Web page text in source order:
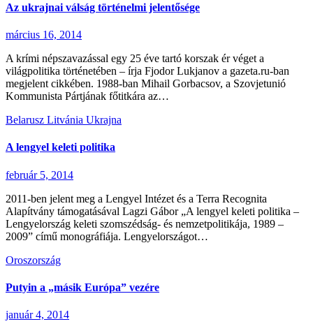
Az ukrajnai válság történelmi jelentősége
március 16, 2014
A krími népszavazással egy 25 éve tartó korszak ér véget a
világpolitika történetében – írja Fjodor Lukjanov a gazeta.ru-ban
megjelent cikkében. 1988-ban Mihail Gorbacsov, a Szovjetunió
Kommunista Pártjának főtitkára az…
Belarusz Litvánia Ukrajna
A lengyel keleti politika
február 5, 2014
2011-ben jelent meg a Lengyel Intézet és a Terra Recognita
Alapítvány támogatásával Lagzi Gábor „A lengyel keleti politika –
Lengyelország keleti szomszédság- és nemzetpolitikája, 1989 –
2009” című monográfiája. Lengyelországot…
Oroszország
Putyin a „másik Európa” vezére
január 4, 2014